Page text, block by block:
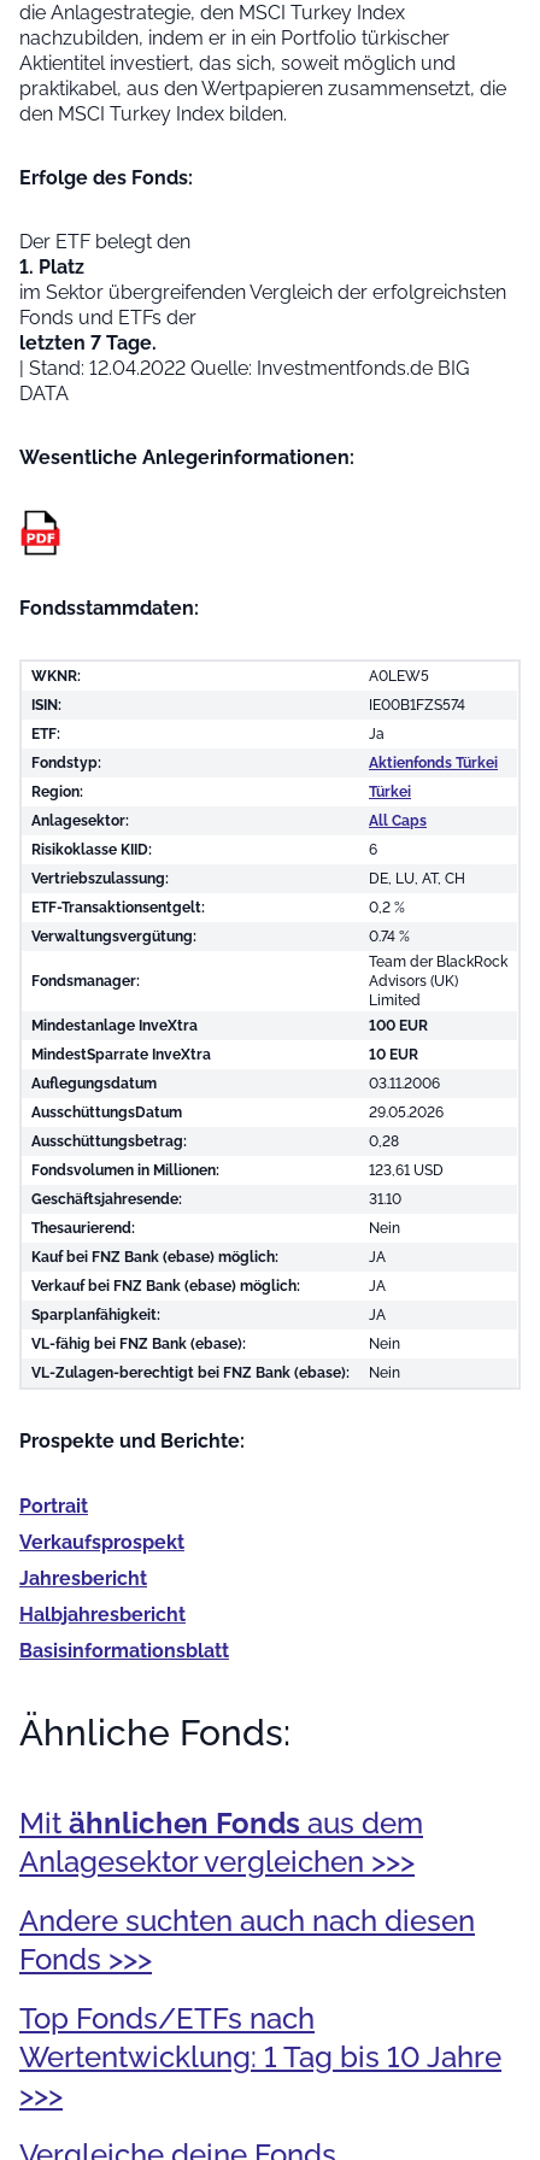
die Anlagestrategie, den MSCI Turkey Index
nachzubilden, indem er in ein Portfolio türkischer
Aktientitel investiert, das sich, soweit möglich und
praktikabel, aus den Wertpapieren zusammensetzt, die
den MSCI Turkey Index bilden.
Erfolge des Fonds:
Der ETF belegt den
1. Platz
im Sektor übergreifenden Vergleich der erfolgreichsten
Fonds und ETFs der
letzten 7 Tage.
| Stand: 12.04.2022 Quelle: Investmentfonds.de BIG
DATA
Wesentliche Anleger­informationen:
Fondsstammdaten:
WKNR:
A0LEW5
ISIN:
IE00B1FZS574
ETF:
Ja
Fondstyp:
Aktienfonds Türkei
Region:
Türkei
Anlagesektor:
All Caps
Risikoklasse KIID:
6
Vertriebszulassung:
DE, LU, AT, CH
ETF-Transaktionsentgelt:
0,2 %
Verwaltungsvergütung:
0.74 %
Fondsmanager:
Team der BlackRock
Advisors (UK)
Limited
Mindestanlage InveXtra
100 EUR
MindestSparrate InveXtra
10 EUR
Auflegungsdatum
03.11.2006
AusschüttungsDatum
29.05.2026
Ausschüttungsbetrag:
0,28
Fondsvolumen in Millionen:
123,61 USD
Geschäftsjahresende:
31.10
Thesaurierend:
Nein
Kauf bei FNZ Bank (ebase) möglich:
JA
Verkauf bei FNZ Bank (ebase) möglich:
JA
Sparplanfähigkeit:
JA
VL-fähig bei FNZ Bank (ebase):
Nein
VL-Zulagen-berechtigt bei FNZ Bank (ebase):
Nein
Prospekte und Berichte:
Portrait
Verkaufs­prospekt
Jahres­bericht
Halb­jahres­bericht
Basis­informationsblatt
Ähnliche Fonds:
Mit ähnlichen Fonds aus dem
Anlagesektor vergleichen >>>
Andere suchten auch nach diesen
Fonds >>>
Top Fonds/ETFs nach
Wertentwicklung: 1 Tag bis 10 Jahre
>>>